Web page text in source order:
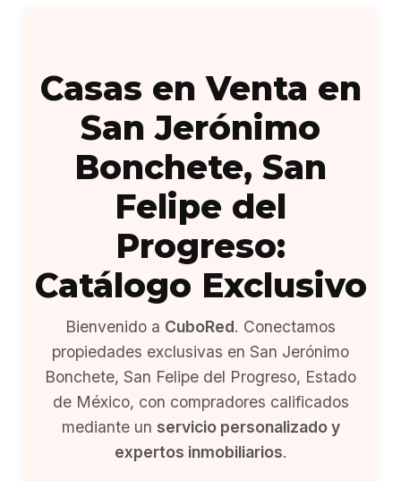
Casas en Venta en
San Jerónimo
Bonchete, San
Felipe del
Progreso:
Catálogo Exclusivo
Bienvenido a CuboRed. Conectamos
propiedades exclusivas en San Jerónimo
Bonchete, San Felipe del Progreso, Estado
de México, con compradores calificados
mediante un servicio personalizado y
expertos inmobiliarios.